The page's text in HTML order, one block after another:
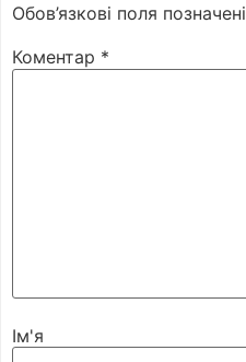
Обов’язкові поля позначені
Коментар *
Ім'я